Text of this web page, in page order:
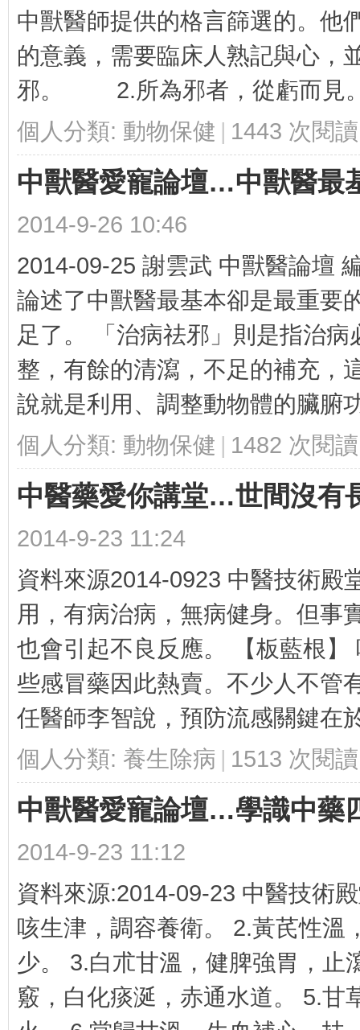
中獸醫師提供的格言篩選的。他
的意義，需要臨床人熟記與心
邪。 2.所為邪者，從虧而
個人分類: 動物保健 | 1443 次閱讀
中獸醫愛寵論壇…中獸醫最
2014-9-26 10:46
2014-09-25 謝雲武 中獸醫論壇
論述了中獸醫最基本卻是最重
足了。 「治病祛邪」則是指治
整，有餘的清瀉，不足的補充，
說就是利用、調整動物體的臟腑
個人分類: 動物保健 | 1482 次閱讀
中醫藥愛你講堂…世間沒有
2014-9-23 11:24
資料來源2014-0923 中醫技術殿
用，有病治病，無病健身。但事
也會引起不良反應。 【板藍根
些感冒藥因此熱賣。不少人不管
任醫師李智說，預防流感關鍵在
個人分類: 養生除病 | 1513 次閱讀
中獸醫愛寵論壇…學識中藥
2014-9-23 11:12
資料來源:2014-09-23 中醫技術
咳生津，調容養衛。 2.黃芪性溫
少。 3.白朮甘溫，健脾強胃，止
竅，白化痰涎，赤通水道。 5.甘